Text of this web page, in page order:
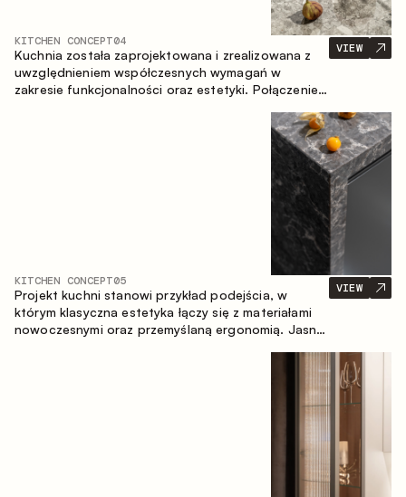
KITCHEN CONCEPT04
Kuchnia została zaprojektowana i zrealizowana z
uwzględnieniem współczesnych wymagań w
zakresie funkcjonalności oraz estetyki. Połączenie
VIEW
KITCHEN CONCEPT05
Projekt kuchni stanowi przykład podejścia, w
którym klasyczna estetyka łączy się z materiałami
nowoczesnymi oraz przemyślaną ergonomią. Jasna
VIEW